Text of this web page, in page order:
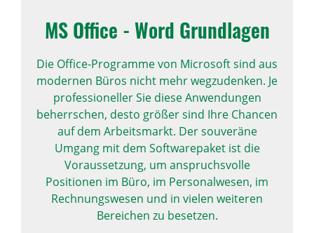
MS Office - Word Grund­lagen
Die Office-Programme von Microsoft sind aus
modernen Büros nicht mehr wegzudenken. Je
professioneller Sie diese Anwendungen
beherrschen, desto größer sind Ihre Chancen
auf dem Arbeitsmarkt. Der souveräne
Umgang mit dem Softwarepaket ist die
Voraussetzung, um anspruchsvolle
Positionen im Büro, im Personalwesen, im
Rechnungswesen und in vielen weiteren
Bereichen zu besetzen.